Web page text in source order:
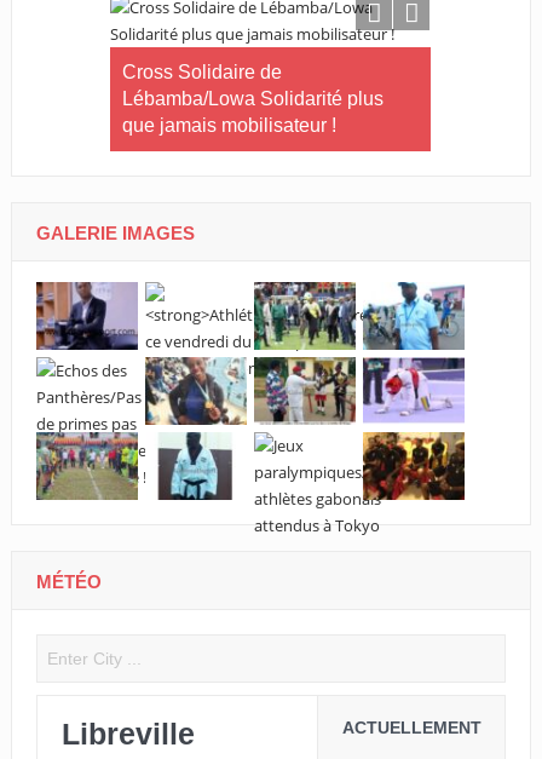
Cross Solidaire de
Lébamba/Lowa Solidarité plus
que jamais mobilisateur !
GALERIE IMAGES
MÉTÉO
Libreville ACTUELLEMENT